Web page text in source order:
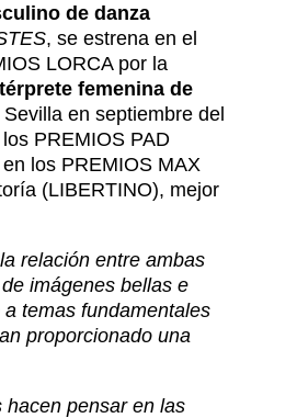
de danza
, se estrena en el
LORCA por la
femenina de
en septiembre del
PREMIOS PAD
los PREMIOS MAX
(LIBERTINO), mejor
relación entre ambas
imágenes bellas e
temas fundamentales
proporcionado una
pensar en las